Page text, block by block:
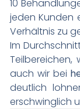
10
jeden Kunden
Verhältnis zu
Im
Teilbereichen,
auch wir bei
deutlich
erschwinglich